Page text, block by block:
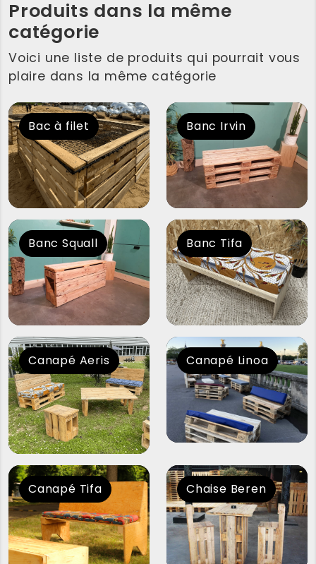
Produits dans la même
catégorie
Voici une liste de produits qui pourrait vous
plaire dans la même catégorie
Bac à filet Banc Irvin
Banc Squall Banc Tifa
Canapé Aeris Canapé Linoa
Canapé Tifa Chaise Beren